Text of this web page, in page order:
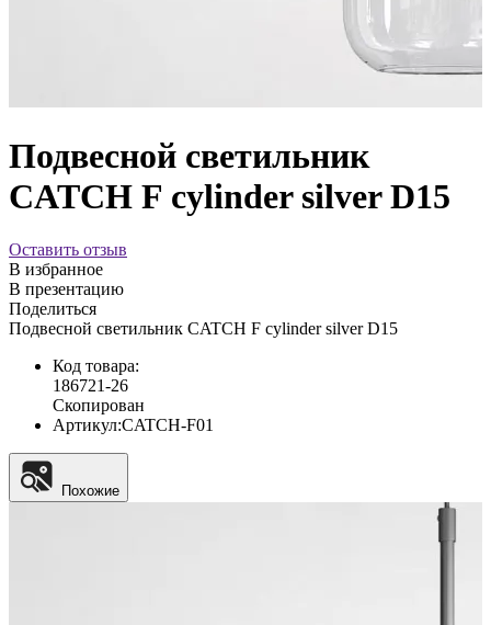
Подвесной светильник
CATCH F cylinder silver D15
Оставить отзыв
В избранное
В презентацию
Поделиться
Подвесной светильник CATCH F cylinder silver D15
Код товара:
186721-26
Скопирован
Артикул:CATCH-F01
Похожие